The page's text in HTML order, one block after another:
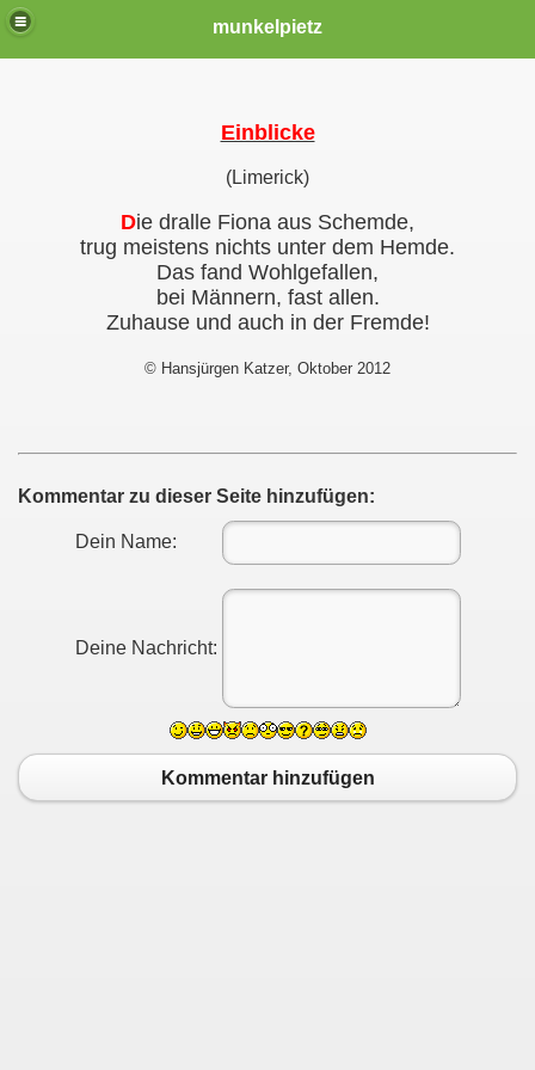
munkelpietz
Einblicke
(Limerick)
Die dralle Fiona aus Schemde,
trug meistens nichts unter dem Hemde.
Das fand Wohlgefallen,
bei Männern, fast allen.
Zuhause und auch in der Fremde!
© Hansjürgen Katzer, Oktober 2012
Kommentar zu dieser Seite hinzufügen:
Dein Name:
Deine Nachricht:
Kommentar hinzufügen